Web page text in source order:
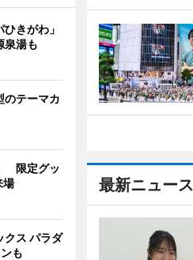
最新ニュース
きがわ」
湯も
のテーマカ
限定グッ
場
クス パラダ
も